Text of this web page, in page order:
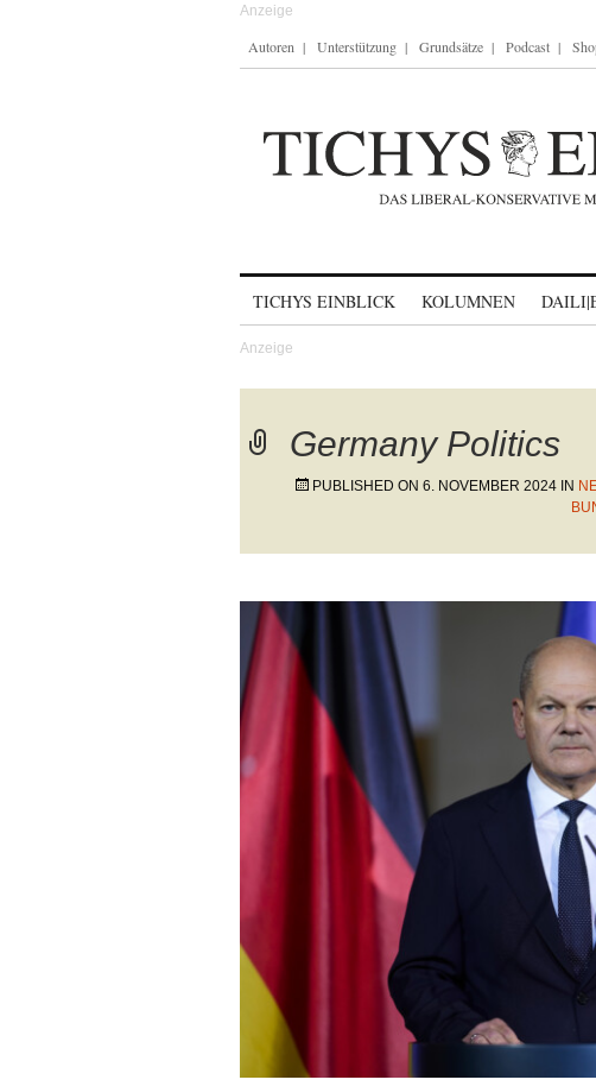
Autoren Unterstützung Grundsätze Podcast
TICHYS EINBLICK KOLUMNEN
Germany Politics
PUBLISHED ON 6. NOVEMBER 2024 IN